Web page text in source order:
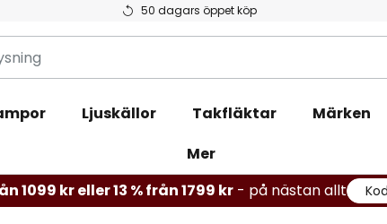
50 dagars öppet köp
Ljuskällor Takfläktar Märken
Mer
1099 kr eller 13 % från 1799 kr - på nästan allt